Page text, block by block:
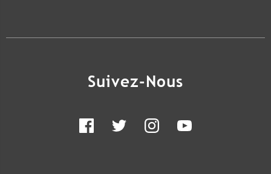
Suivez-Nous